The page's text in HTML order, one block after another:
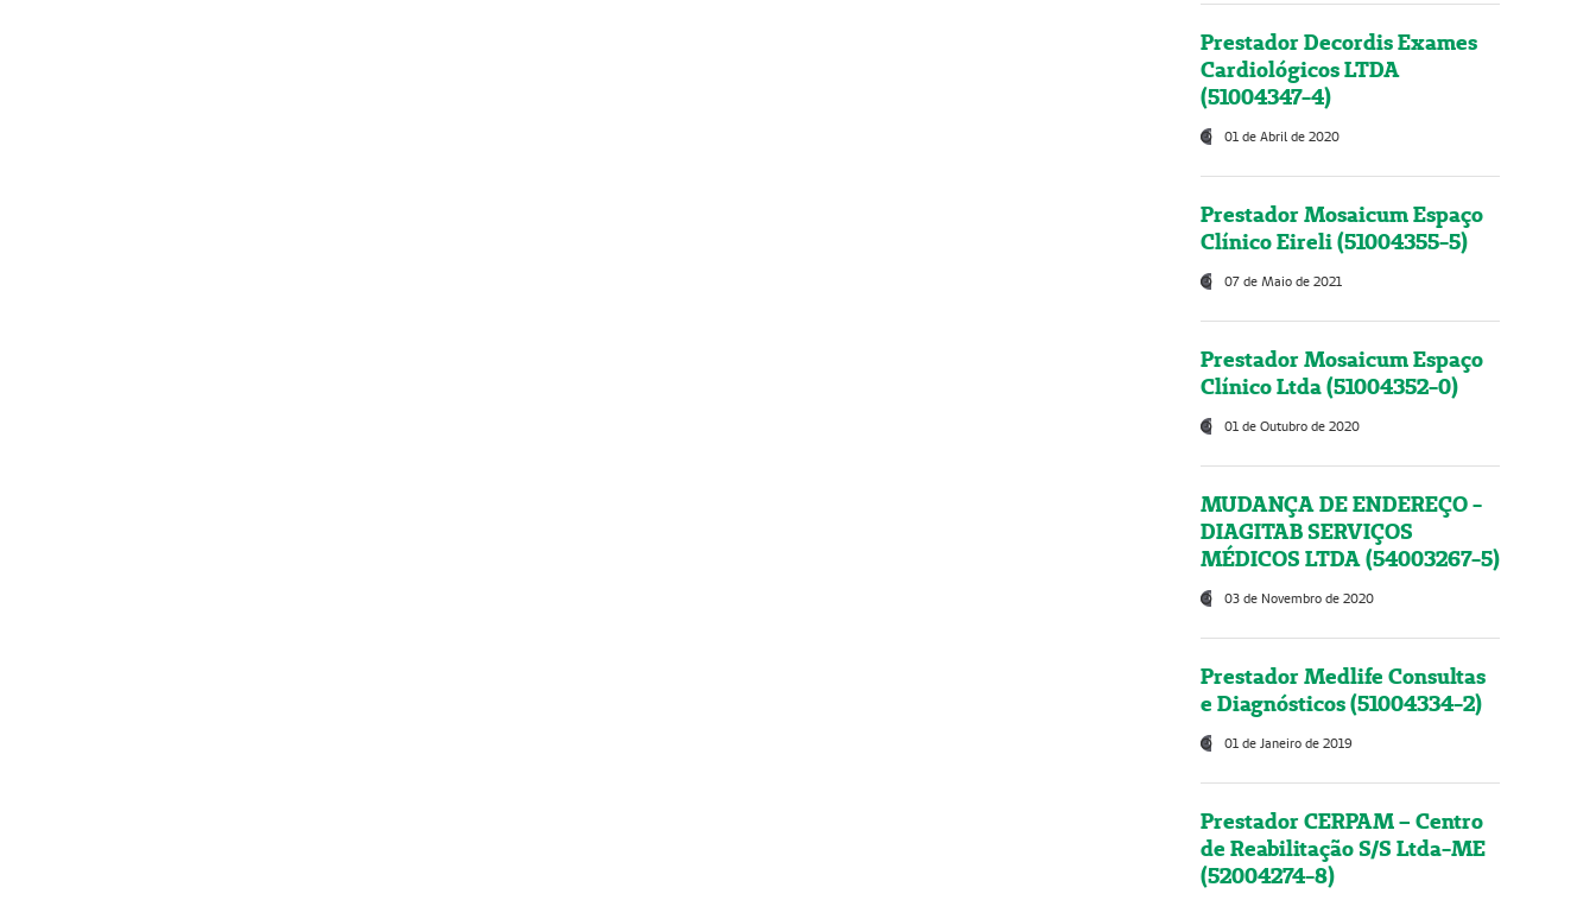
Prestador Decordis Exames
Cardiológicos LTDA
(51004347-4)
01 de Abril de 2020
Prestador Mosaicum Espaço
Clínico Eireli (51004355-5)
07 de Maio de 2021
Prestador Mosaicum Espaço
Clínico Ltda (51004352-0)
01 de Outubro de 2020
MUDANÇA DE ENDEREÇO -
DIAGITAB SERVIÇOS
MÉDICOS LTDA (54003267-5)
03 de Novembro de 2020
Prestador Medlife Consultas
e Diagnósticos (51004334-2)
01 de Janeiro de 2019
Prestador CERPAM – Centro
de Reabilitação S/S Ltda-ME
(52004274-8)